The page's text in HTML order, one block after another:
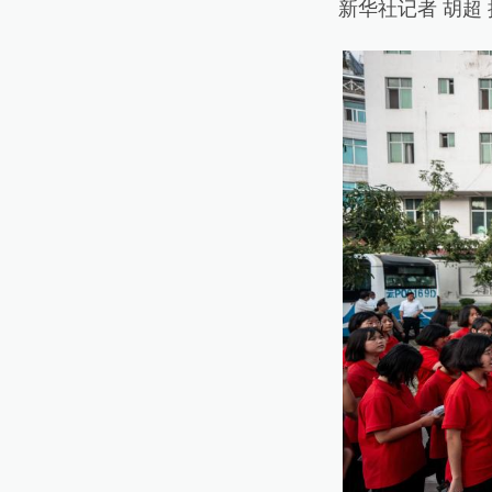
新华社记者 胡超